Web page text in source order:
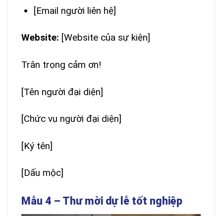
[Email người liên hệ]
Website: [Website của sự kiện]
Trân trọng cảm ơn!
[Tên người đại diện]
[Chức vụ người đại diện]
[Ký tên]
[Dấu mộc]
Mẫu 4 – Thư mời dự lễ tốt nghiệp